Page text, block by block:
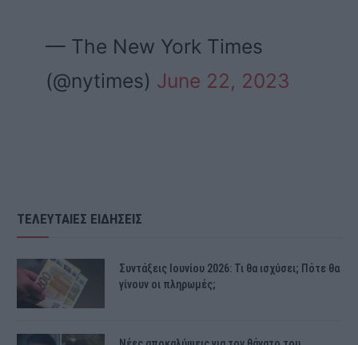
— The New York Times
(@nytimes) June 22, 2023
ΤΕΛΕΥΤΑΙΕΣ ΕΙΔΗΣΕΙΣ
Συντάξεις Ιουνίου 2026: Τι θα ισχύσει; Πότε θα
γίνουν οι πληρωμές;